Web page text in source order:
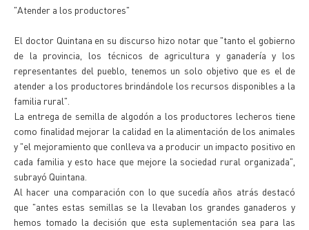
"Atender a los productores"
El doctor Quintana en su discurso hizo notar que "tanto el gobierno
de la provincia, los técnicos de agricultura y ganadería y los
representantes del pueblo, tenemos un solo objetivo que es el de
atender a los productores brindándole los recursos disponibles a la
familia rural".
La entrega de semilla de algodón a los productores lecheros tiene
como finalidad mejorar la calidad en la alimentación de los animales
y "el mejoramiento que conlleva va a producir un impacto positivo en
cada familia y esto hace que mejore la sociedad rural organizada",
subrayó Quintana.
Al hacer una comparación con lo que sucedía años atrás destacó
que "antes estas semillas se la llevaban los grandes ganaderos y
hemos tomado la decisión que esta suplementación sea para las